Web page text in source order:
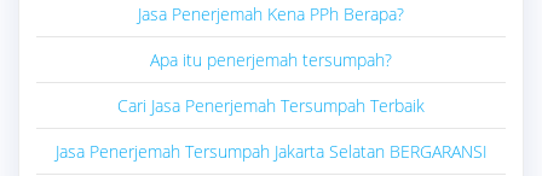
Jasa Penerjemah Kena PPh Berapa?
Apa itu penerjemah tersumpah?
Cari Jasa Penerjemah Tersumpah Terbaik
Jasa Penerjemah Tersumpah Jakarta Selatan BERGARANSI